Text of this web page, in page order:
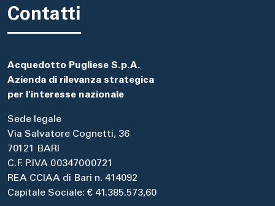
Contatti
Acquedotto Pugliese S.p.A.
Azienda di rilevanza strategica
per l'interesse nazionale
Sede legale
Via Salvatore Cognetti, 36
70121 BARI
C.F. P.IVA 00347000721
REA CCIAA di Bari n. 414092
Capitale Sociale: € 41.385.573,60